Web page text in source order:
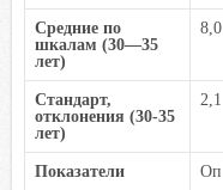
Средние по
шкалам (30—35
лет)
8,0
Стандарт,
отклонения (30-35
лет)
2,1
Показатели Оп